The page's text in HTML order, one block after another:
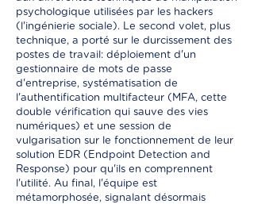
psychologique utilisées par les hackers
(l'ingénierie sociale). Le second volet, plus
technique, a porté sur le durcissement des
postes de travail: déploiement d'un
gestionnaire de mots de passe
d'entreprise, systématisation de
l'authentification multifacteur (MFA, cette
double vérification qui sauve des vies
numériques) et une session de
vulgarisation sur le fonctionnement de leur
solution EDR (Endpoint Detection and
Response) pour qu'ils en comprennent
l'utilité. Au final, l'équipe est
métamorphosée, signalant désormais